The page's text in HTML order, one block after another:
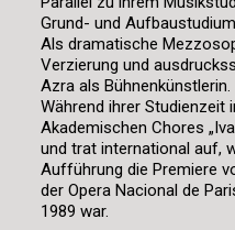
Grund- und
Als dramatische
Verzierung und
Azra als Bühnenkünstlerin.
Während ihrer Studienzeit
Akademischen Chores
und trat international auf,
Aufführung die Premiere
der Opera Nacional de
1989 war.